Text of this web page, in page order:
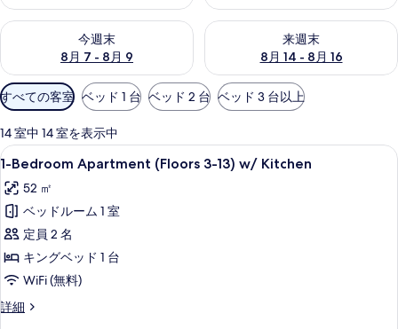
今週末
8月 7 - 8月 9
今週末 8月 7 - 8月 9 の空室状況をチェック
来週末
8月 14 - 8月 16
来週末 8月 14 - 8月 16 の空室
利
用
可
能
な
客
室
の
り
込
み
すべての客室 ベッド 1 台 ベッド 2 台 ベッド 3 台以上
14 室中 14 室を表示中
1-
Bedroom
Apartment
(Floors
3-
13)
w/
Kitchen
の
1-Bedroom Apartment (Floors 3-13)
6
1-Bedroom Apartment (Floors 3-13) w/ Kitchen
52 ㎡
ベッドルーム 1 室
定員 2 名
キングベッド 1 台
WiFi (無料)
詳細
1-